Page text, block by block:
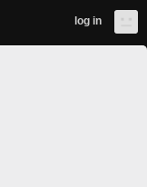
log in